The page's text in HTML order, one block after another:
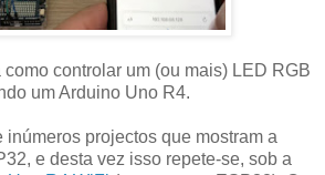
como controlar um (ou mais) LED RGB
um Arduino Uno R4.
inúmeros projectos que mostram a
e desta vez isso repete-se, sob a